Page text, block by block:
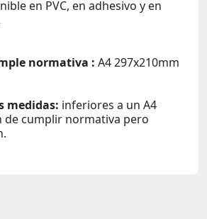
en PVC, en adhesivo y en
normativa : A4 297x210mm
medidas: inferiores a un A4
de cumplir normativa pero